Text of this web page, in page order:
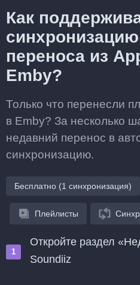
Как
переноса из
Emby?
Только что перенесли
в Emby? За несколько
недавний перенос в
синхронизацию.
Бесплатно (1 синхронизация)
Плейлисты
Откройте раздел
Soundiiz